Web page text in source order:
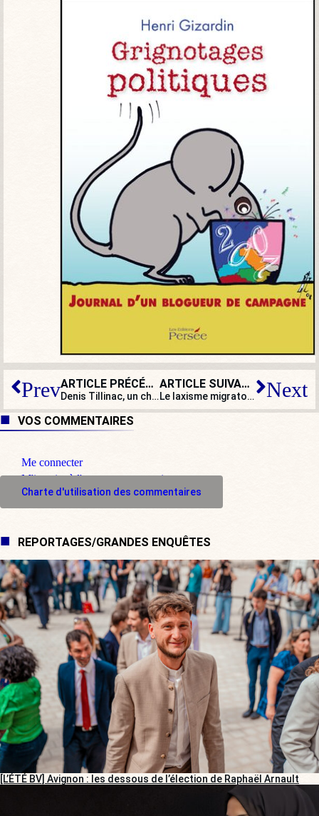
Prev ARTICLE PRÉCÉDENT
Denis Tillinac, un chiraquien comme on les aimait, fan de Zemmour, pas de Juppé
ARTICLE SUIVANT
Le laxisme migratoire de la Commission de Bruxelles Next
VOS COMMENTAIRES
Me connecter
M'inscrire à l'espace commentaire
Charte d'utilisation des commentaires
REPORTAGES/GRANDES ENQUÊTES
[L’ÉTÉ BV] Avignon : les dessous de l’élection de Raphaël Arnault